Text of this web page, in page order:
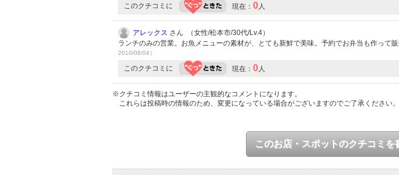
このクチコミに 現在： 0人
アレックス さん （女性/松本市/30代/Lv.4）
ランチのみの営業。お魚メニューの素材が、とても新鮮で美味。予約でお弁当も作って販
2010/08/04）
このクチコミに 現在： 0人
※クチコミ情報はユーザーの主観的なコメントになります。
これらは投稿時の情報のため、変更になっている場合がございますのでご了承ください。
このお店・スポットのクチコミを